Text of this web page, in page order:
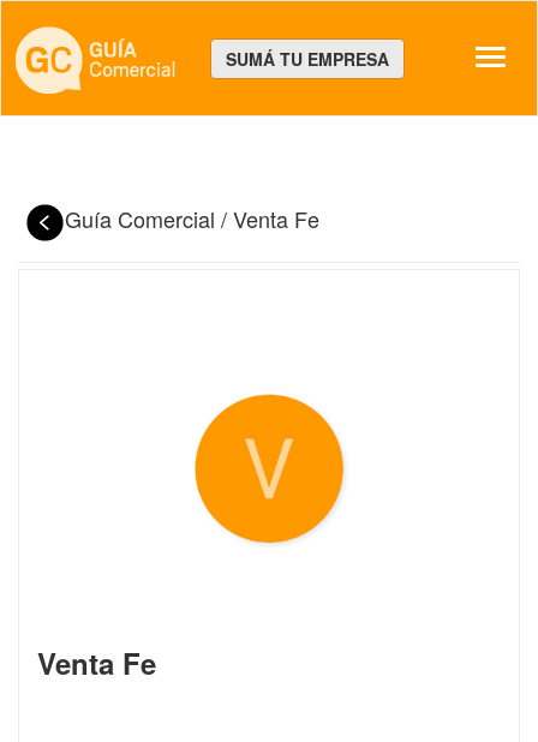
SUMÁ TU EMPRESA
Guía Comercial /Venta Fe
Venta Fe